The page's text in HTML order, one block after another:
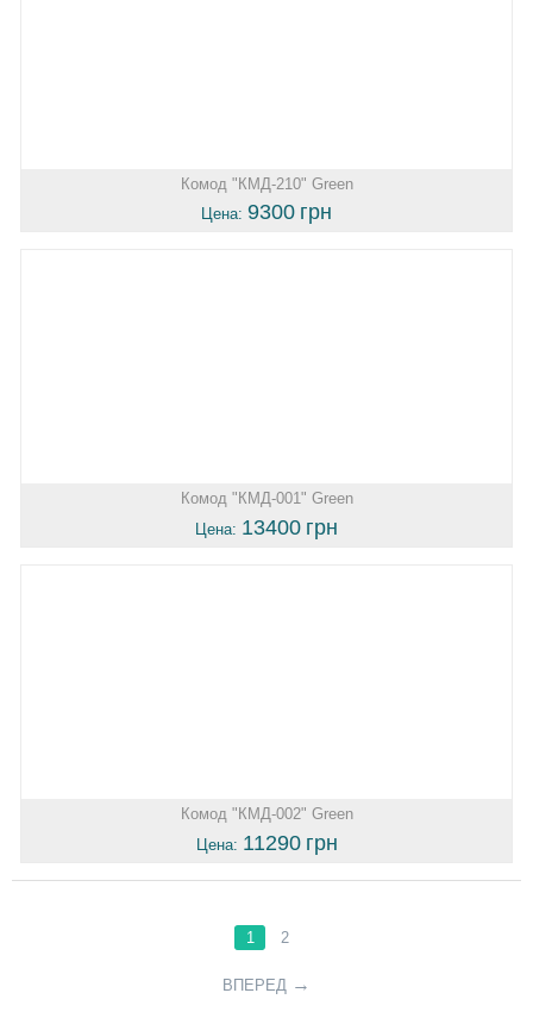
Комод "КМД-210" Green
Цена: 9300 грн
Комод "КМД-001" Green
Цена: 13400 грн
Комод "КМД-002" Green
Цена: 11290 грн
1 2
ВПЕРЕД